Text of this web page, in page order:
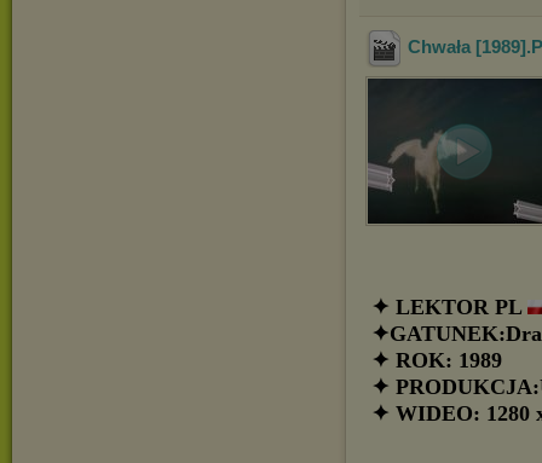
Chwała
✦ LEKTOR PL
✦ ROK: 1989
✦
✦ WIDEO: 1280